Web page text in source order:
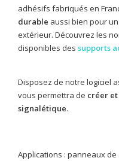
adhésifs fabriqués en
durable aussi bien pour
extérieur. Découvrez les
disponibles des supports
Disposez de notre logiciel
vous permettra de créer et
signalétique.
Applications : panneaux